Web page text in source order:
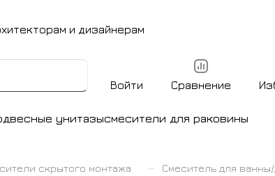
и дизайнерам
Войти Сравнение
унитазысмесители для раковины
скрытого монтажа –
Смеситель для